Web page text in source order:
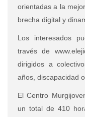
orientadas a la
brecha digital y
Los interesados
través de
dirigidos a
años, discapacidad
El Centro
un total de 410